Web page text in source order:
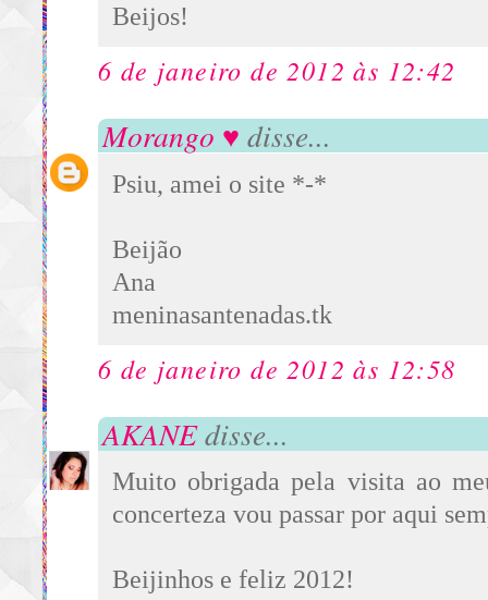
Beijos!
6 de janeiro de 2012 às 12:42
Morango ♥ disse...
Psiu, amei o site *-*
Beijão
Ana
meninasantenadas.tk
6 de janeiro de 2012 às 12:58
AKANEdisse...
Muito obrigada pela visita ao
concerteza vou passar por aqui
Beijinhos e feliz 2012!